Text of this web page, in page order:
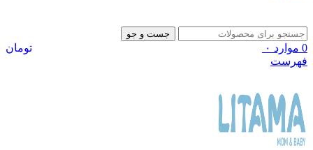
جست و جو
0 موارد ۰
تومان
فهرست